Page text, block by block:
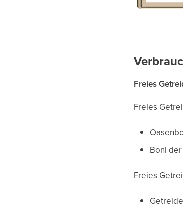
Freies
Freies
Boni
Freies